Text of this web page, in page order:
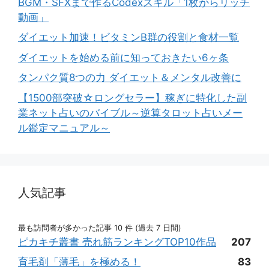
動画」
ダイエット加速！ビタミンB群の役割と食材一覧
ダイエットを始める前に知っておきたい6ヶ条
タンパク質8つの力 ダイエット＆メンタル改善に
【1500部突破☆ロングセラー】稼ぎに特化した副
業ネット占いのバイブル～逆算タロット占いメー
ル鑑定マニュアル～
人気記事
最も訪問者が多かった記事 10 件 (過去 7 日間)
ピカキチ叢書 売れ筋ランキングTOP10作品
207
育毛剤「薄毛」を極める！
83